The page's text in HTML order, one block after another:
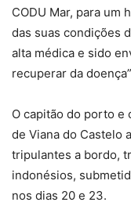
CODU Mar, para um
das suas condições
alta médica e sido
recuperar da
O capitão do porto e
de Viana do Castelo
tripulantes a bordo,
indonésios,
nos dias 20 e 23.